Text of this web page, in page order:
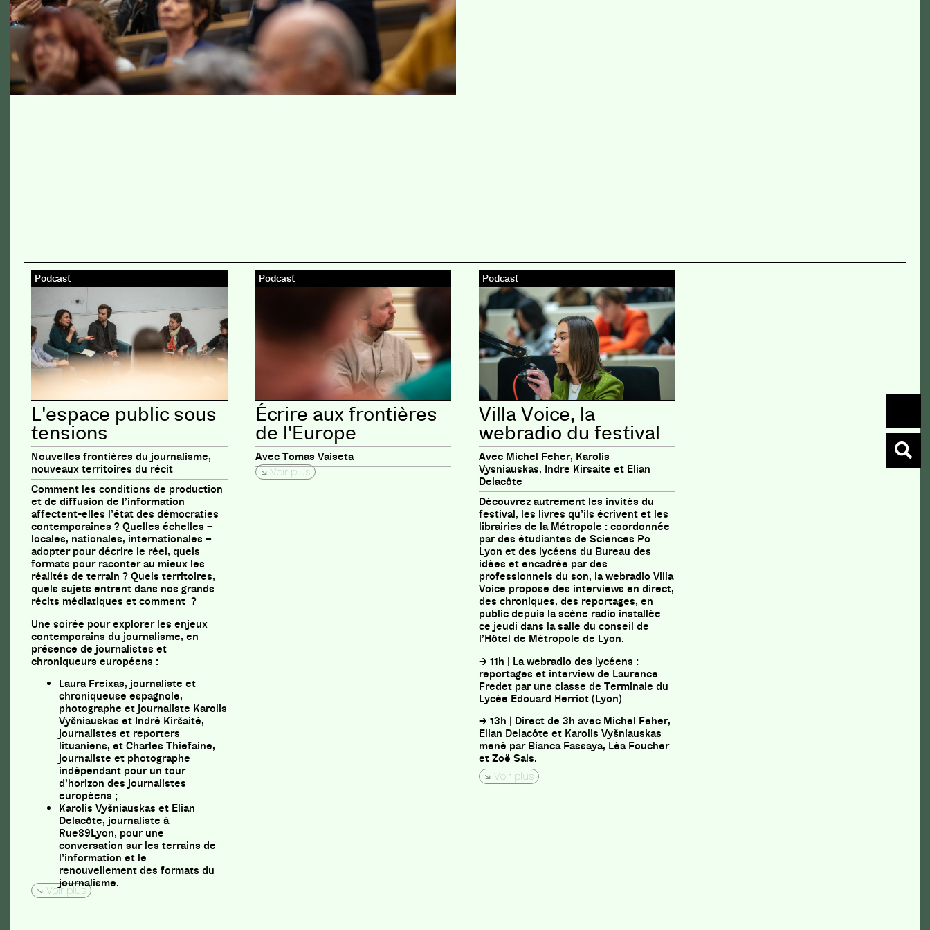
Podcast
L'espace public sous
tensions
Nouvelles frontières du journalisme,
nouveaux territoires du récit
Comment les conditions de production
et de diffusion de l’information
affectent-elles l’état des démocraties
contemporaines ? Quelles échelles –
locales, nationales, internationales –
adopter pour décrire le réel, quels
formats pour raconter au mieux les
réalités de terrain ? Quels territoires,
quels sujets entrent dans nos grands
récits médiatiques et comment ?
Une soirée pour explorer les enjeux
contemporains du journalisme, en
présence de journalistes et
chroniqueurs européens :
Laura Freixas, journaliste et
chroniqueuse espagnole,
photographe et journaliste Karolis
Vyšniauskas et Indrė Kiršaitė,
journalistes et reporters
lituaniens, et Charles Thiefaine,
journaliste et photographe
indépendant pour un tour
d’horizon des journalistes
européens ;
Karolis Vyšniauskas et Elian
Delacôte, journaliste à
Rue89Lyon, pour une
conversation sur les terrains de
l’information et le
renouvellement des formats du
journalisme.
Voir plus
Podcast
Écrire aux frontières
de l'Europe
Avec Tomas Vaiseta
Voir plus
Podcast
Villa Voice, la
webradio du festival
Avec Michel Feher, Karolis
Vysniauskas, Indre Kirsaite et Elian
Delacôte
Découvrez autrement les invités du
festival, les livres qu’ils écrivent et les
librairies de la Métropole : coordonnée
par des étudiantes de Sciences Po
Lyon et des lycéens du Bureau des
idées et encadrée par des
professionnels du son, la webradio Villa
Voice propose des interviews en direct,
des chroniques, des reportages, en
public depuis la scène radio installée
ce jeudi dans la salle du conseil de
l’Hôtel de Métropole de Lyon.
→ 11h | La webradio des lycéens :
reportages et interview de Laurence
Fredet par une classe de Terminale du
Lycée Edouard Herriot (Lyon)
→ 13h | Direct de 3h avec Michel Feher,
Elian Delacôte et Karolis Vyšniauskas
mené par Bianca Fassaya, Léa Foucher
et Zoë Sals.
Voir plus